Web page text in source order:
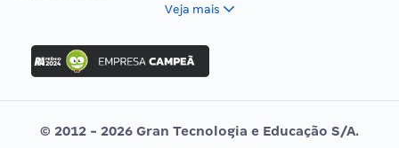
Concurso Ibama
Concurso MPU
Editais publicados
Vunesp
Veja mais
© 2012 - 2026 Gran Tecnologia e Educação S/A.